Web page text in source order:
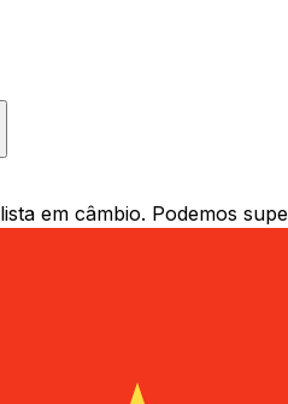
em câmbio. Podemos